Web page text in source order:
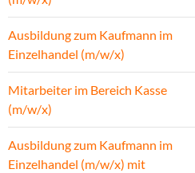
Ausbildung zum Kaufmann im
Einzelhandel (m/w/x)
Mitarbeiter im Bereich Kasse
(m/w/x)
Ausbildung zum Kaufmann im
Einzelhandel (m/w/x) mit